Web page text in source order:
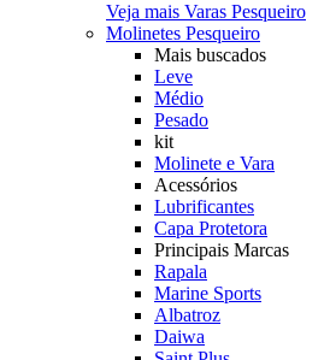
Veja mais Varas Pesqueiro
Molinetes Pesqueiro
Mais buscados
Leve
Médio
Pesado
kit
Molinete e Vara
Acessórios
Lubrificantes
Capa Protetora
Principais Marcas
Rapala
Marine Sports
Albatroz
Daiwa